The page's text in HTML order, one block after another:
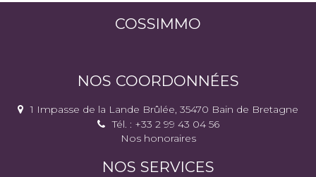
COSSIMMO
NOS COORDONNÉES
1 Impasse de la Lande Brûlée, 35470 Bain de Bretagne
Tél. : +33 2 99 43 04 56
Nos honoraires
NOS SERVICES